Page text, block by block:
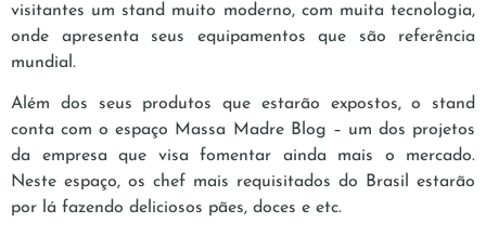
visitantes um stand muito moderno, com muita tecnologia,
onde apresenta seus equipamentos que são referência
mundial.
Além dos seus produtos que estarão expostos, o stand
conta com o espaço Massa Madre Blog – um dos projetos
da empresa que visa fomentar ainda mais o mercado.
Neste espaço, os chef mais requisitados do Brasil estarão
por lá fazendo deliciosos pães, doces e etc.